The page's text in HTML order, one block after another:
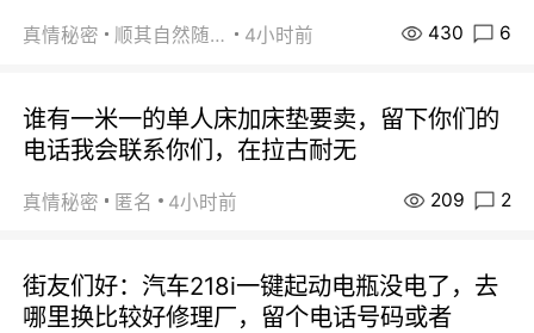
真情秘密 顺其自然随缘 4小时前 430 6
谁有一米一的单人床加床垫要卖，留下你们的
电话我会联系你们，在拉古耐无
真情秘密 匿名 4小时前 209 2
街友们好：汽车218i一键起动电瓶没电了，去
哪里换比较好修理厂，留个电话号码或者